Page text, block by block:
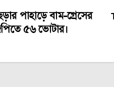
পাহাড়ে বাম-গ্রেসের
৫৬ ভোটার।